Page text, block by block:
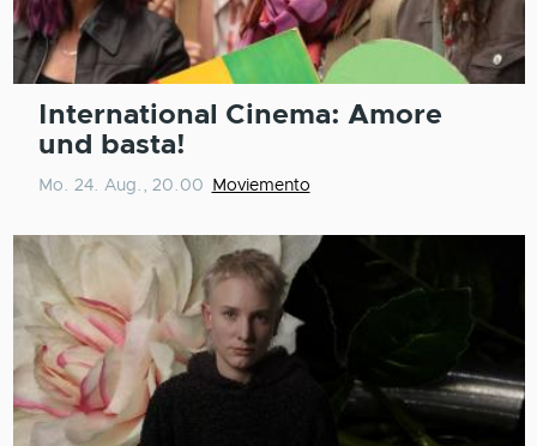
International Cinema: Amore
und basta!
Mo. 24. Aug., 20.00 Moviemento